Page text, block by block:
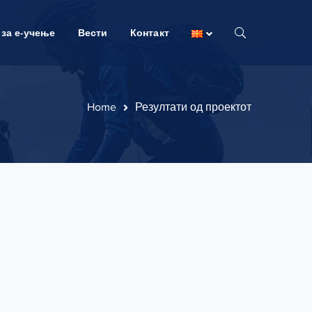
е-учење Вести Контакт
Home Резултати од проектот